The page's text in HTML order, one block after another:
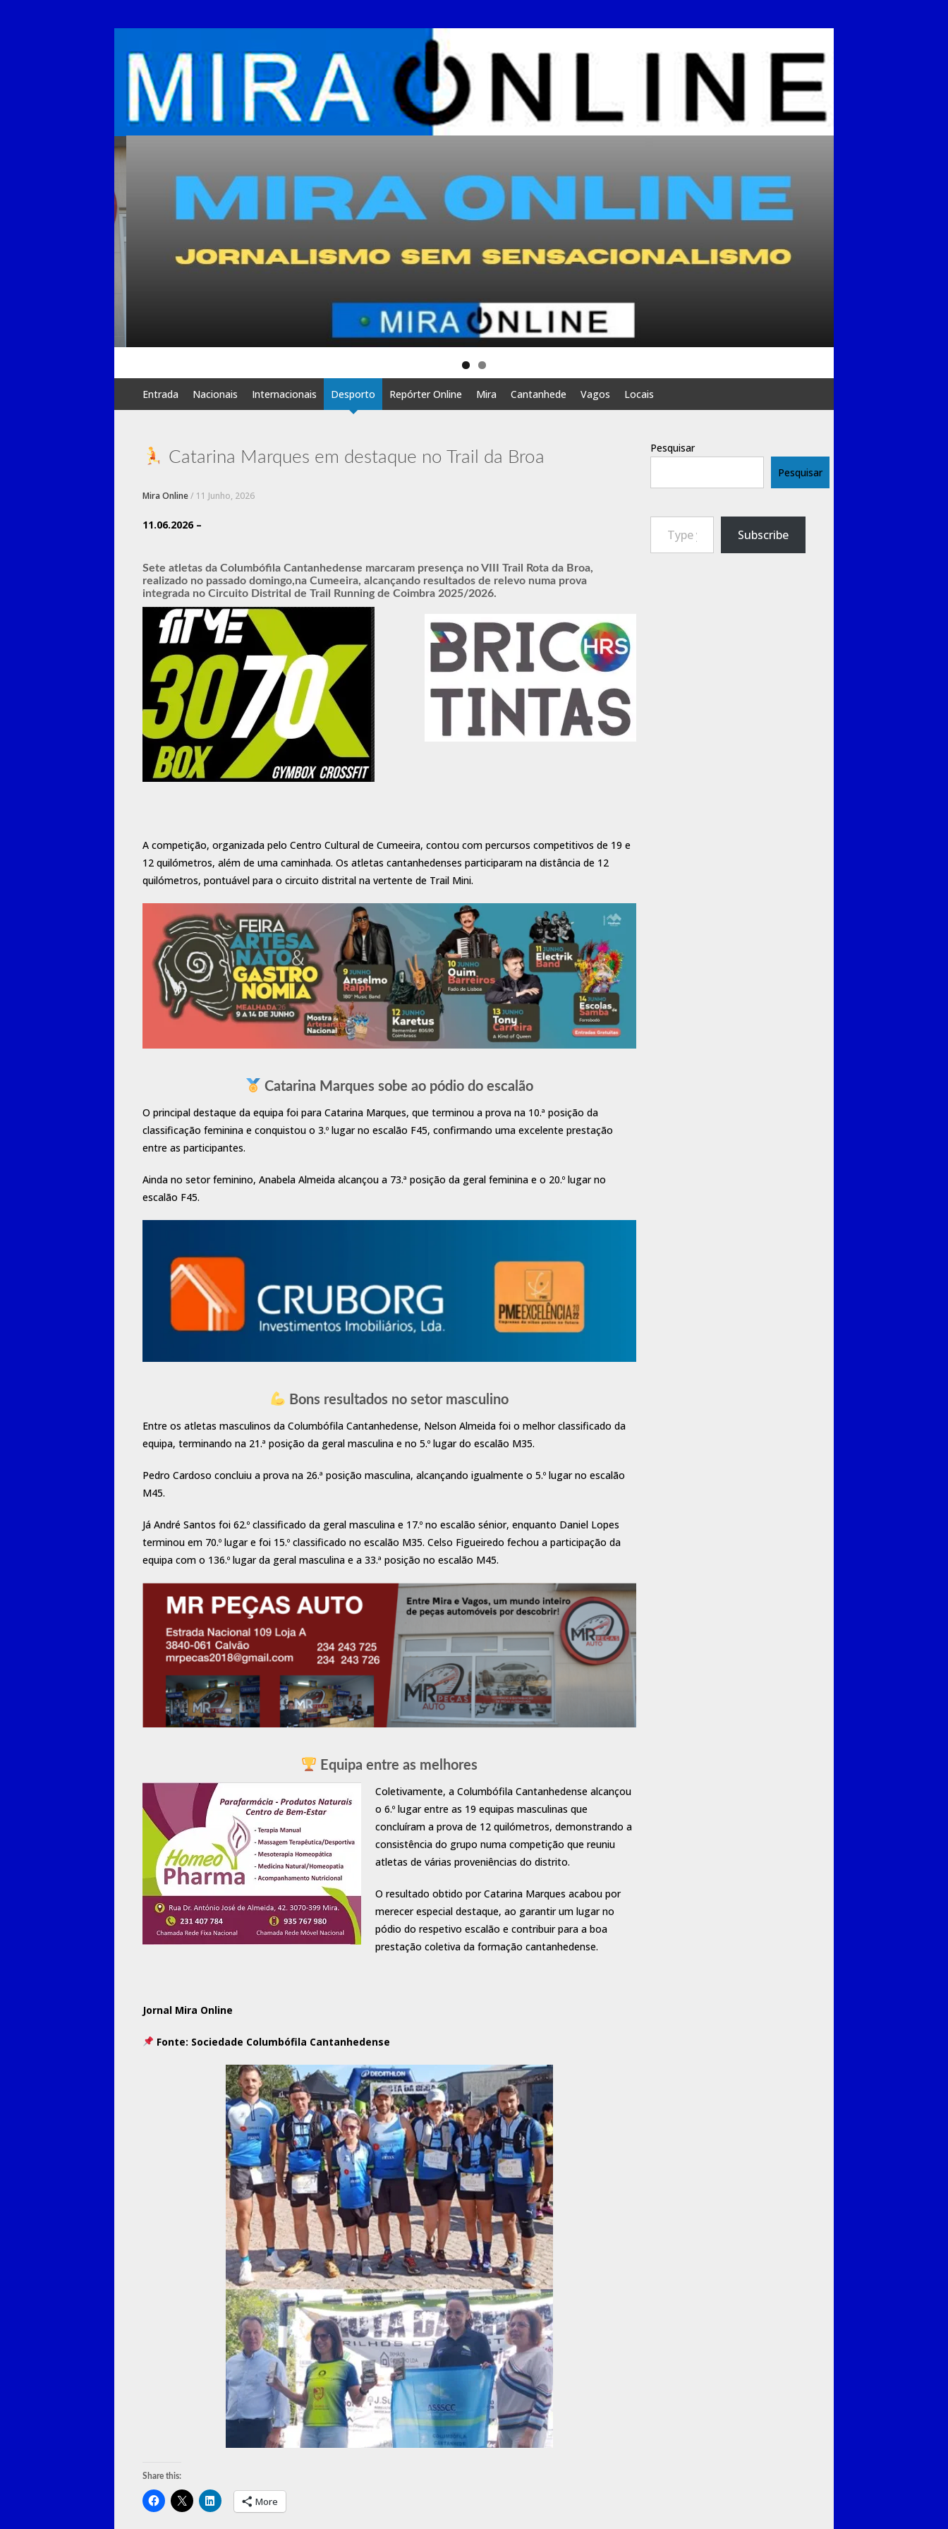
to
Entrada Nacionais Internacionais Desporto Repórter Online Mira Cantanhede Vagos Locais
Catarina Marques em destaque no Trail da Broa
Mira Online/ 11 Junho, 2026
11.06.2026 –
Sete atletas da Columbófila Cantanhedense marcaram presença no VIII Trail Rota da Broa,
realizado no passado domingo,na Cumeeira, alcançando resultados de relevo numa prova
integrada no Circuito Distrital de Trail Running de Coimbra 2025/2026.
A competição, organizada pelo Centro Cultural de Cumeeira, contou com percursos competitivos de 19 e
12 quilómetros, além de uma caminhada. Os atletas cantanhedenses participaram na distância de 12
quilómetros, pontuável para o circuito distrital na vertente de Trail Mini.
Catarina Marques sobe ao pódio do escalão
O principal destaque da equipa foi para Catarina Marques, que terminou a prova na 10.ª posição da
classificação feminina e conquistou o 3.º lugar no escalão F45, confirmando uma excelente prestação
entre as participantes.
Ainda no setor feminino, Anabela Almeida alcançou a 73.ª posição da geral feminina e o 20.º lugar no
escalão F45.
Bons resultados no setor masculino
Entre os atletas masculinos da Columbófila Cantanhedense, Nelson Almeida foi o melhor classificado da
equipa, terminando na 21.ª posição da geral masculina e no 5.º lugar do escalão M35.
Pedro Cardoso concluiu a prova na 26.ª posição masculina, alcançando igualmente o 5.º lugar no escalão
M45.
Já André Santos foi 62.º classificado da geral masculina e 17.º no escalão sénior, enquanto Daniel Lopes
terminou em 70.º lugar e foi 15.º classificado no escalão M35. Celso Figueiredo fechou a participação da
equipa com o 136.º lugar da geral masculina e a 33.ª posição no escalão M45.
Equipa entre as melhores
Coletivamente, a Columbófila Cantanhedense alcançou
o 6.º lugar entre as 19 equipas masculinas que
concluíram a prova de 12 quilómetros, demonstrando a
consistência do grupo numa competição que reuniu
atletas de várias proveniências do distrito.
O resultado obtido por Catarina Marques acabou por
merecer especial destaque, ao garantir um lugar no
pódio do respetivo escalão e contribuir para a boa
prestação coletiva da formação cantanhedense.
Jornal Mira Online
Fonte: Sociedade Columbófila Cantanhedense
Share this:
More
Pesquisar
Pesquisar
Type your email…
Subscribe